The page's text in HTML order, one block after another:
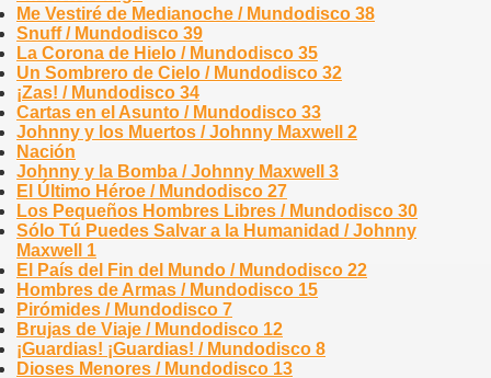
Me Vestiré de Medianoche / Mundodisco 38
Snuff / Mundodisco 39
La Corona de Hielo / Mundodisco 35
Un Sombrero de Cielo / Mundodisco 32
¡Zas! / Mundodisco 34
Cartas en el Asunto / Mundodisco 33
Johnny y los Muertos / Johnny Maxwell 2
Nación
Johnny y la Bomba / Johnny Maxwell 3
El Último Héroe / Mundodisco 27
Los Pequeños Hombres Libres / Mundodisco 30
Sólo Tú Puedes Salvar a la Humanidad / Johnny
Maxwell 1
El País del Fin del Mundo / Mundodisco 22
Hombres de Armas / Mundodisco 15
Pirómides / Mundodisco 7
Brujas de Viaje / Mundodisco 12
¡Guardias! ¡Guardias! / Mundodisco 8
Dioses Menores / Mundodisco 13